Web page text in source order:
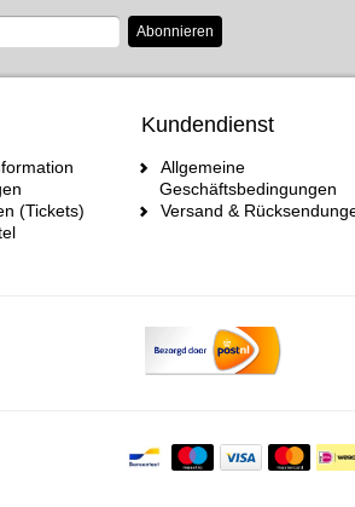
Abonnieren
(Tickets)
Kundendienst
Allgemeine
Geschäftsbedingungen
Versand &